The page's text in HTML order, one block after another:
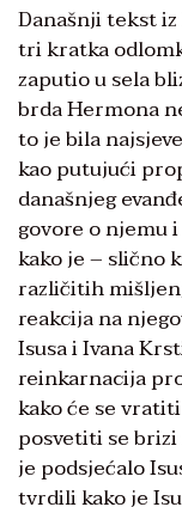
Današnji tekst
tri kratka
zaputio u sela
brda Hermona
to je bila
kao putujući
današnjeg
govore o njemu
kako je – slično
različitih
reakcija na
Isusa i Ivana
reinkarnacija
kako će se
posvetiti se
je podsjećalo
tvrdili kako je